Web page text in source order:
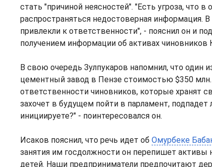
стать "причиной неясностей". "Есть угроза, что
распространяться недостоверная информация. В
привлекли к ответственности", - пояснил он и
получением информации об активах чиновников
В свою очередь Зулпукаров напомнил, что один
цементный завод в Пензе стоимостью $350 млн.
ответственности чиновников, которые хранят
захочет в будущем пойти в парламент,
инициируете?" - поинтересовался он.
Исаков пояснил, что речь идет об Омурбеке
занятия им госдолжности он перепишет
детей. Наши предприниматели предпочитают